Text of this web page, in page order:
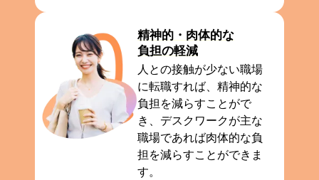
精神的・肉体的な
負担の軽減
人との接触が少ない職場
に転職すれば、精神的な
負担を減らすことがで
き、デスクワークが主な
職場であれば肉体的な負
担を減らすことができま
す。